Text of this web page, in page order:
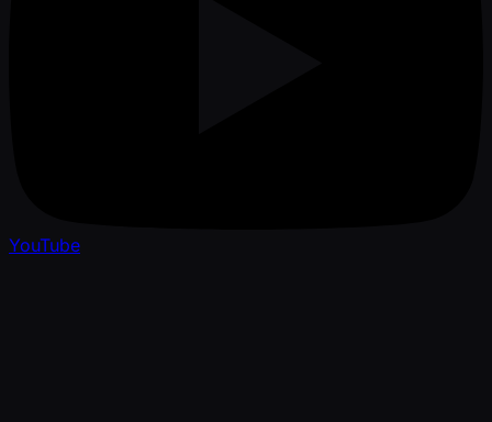
YouTube